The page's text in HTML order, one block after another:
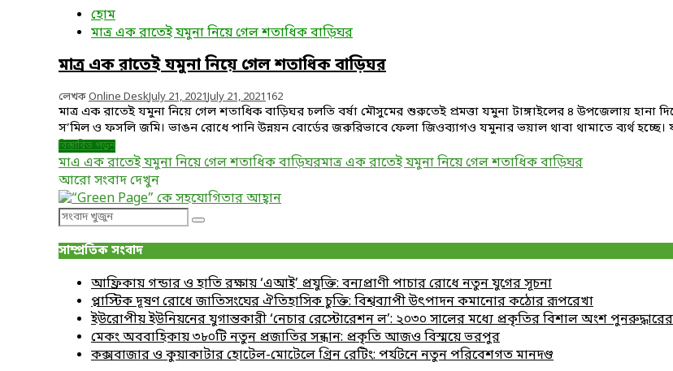
হোম
মাত্র এক রাতেই যমুনা নিয়ে গেল শতাধিক বাড়িঘর
মাত্র এক রাতেই যমুনা নিয়ে গেল শতাধিক বাড়িঘর
লেখকOnline DeskJuly 21, 2021July 21, 2021162
মাত্র এক রাতেই যমুনা নিয়ে গেল শতাধিক বাড়িঘর চলতি বর্ষা মৌসুমের শুরুতেই প্রমত্তা যমুনা টাঙ্গাইলের ৪ উপজেলায় হানা
স’মিল ও ফসলি জমি। ভাঙন রোধে পানি উন্নয়ন বোর্ডের জরুরিভাবে ফেলা জিওব্যাগও যমুনার ভয়াল থাবা থামাতে ব্যর্থ হচ্ছে।
বিস্তারিত পড়ুন
মাএ এক রাতেই যমুনা নিয়ে গেল শতাধিক বাড়িঘরমাত্র এক রাতেই যমুনা নিয়ে গেল শতাধিক বাড়িঘর
আরো সংবাদ দেখুন
Search
Search
সাম্প্রতিক সংবাদ
আফ্রিকায় গন্ডার ও হাতি রক্ষায় ‘এআই’ প্রযুক্তি: বন্যপ্রাণী পাচার রোধে নতুন যুগের সূচনা
প্লাস্টিক দূষণ রোধে জাতিসংঘের ঐতিহাসিক চুক্তি: বিশ্বব্যাপী উৎপাদন কমানোর কঠোর রূপরেখা
ইউরোপীয় ইউনিয়নের যুগান্তকারী ‘নেচার রেস্টোরেশন ল’: ২০৩০ সালের মধ্যে প্রকৃতির বিশাল অংশ
মেকং অববাহিকায় ৩৮০টি নতুন প্রজাতির সন্ধান: প্রকৃতি আজও বিস্ময়ে ভরপুর
কক্সবাজার ও কুয়াকাটার হোটেল-মোটেলে গ্রিন রেটিং: পর্যটনে নতুন পরিবেশগত মানদণ্ড